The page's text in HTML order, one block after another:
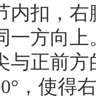
内扣，
一方向
与正前方
，使得